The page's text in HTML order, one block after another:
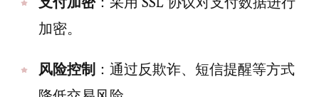
加密。
风险控制 ：通过反欺诈、短信提醒等方式